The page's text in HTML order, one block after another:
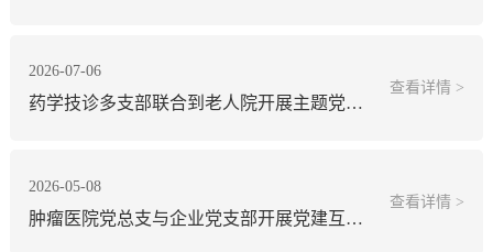
2026-07-06
药学技诊多支部联合到老人院开展主题党日活动
查看详情 >
2026-05-08
肿瘤医院党总支与企业党支部开展党建互促交流活动
查看详情 >